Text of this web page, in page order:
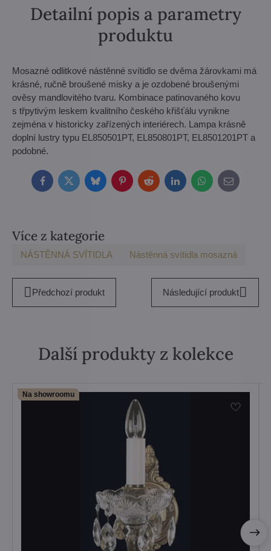
Detailní popis a parametry
produktu
Mosazné odlitkové nástěnné svítidlo se dvěma žárovkami má
krásné, ručně broušené misky a je ozdobené broušenými
ověsy mandlovitého tvaru. Kombinace patinovaného kovu
s třpytivým leskem kvalitního českého křišťálu vynikne
zejména v historicky zařízených interiérech. Lampa krásně
doplní lustry typu EL850501PT, EL850801PT, EL8501201PT a
podobné.
FacebookTwitterBlueskyPinterestRedditLinkedInWhatsApp
E-
mail
Více z kategorie
NÁSTĚNNÁ SVÍTIDLA Nástěnná svítidla mosazná
Předchozí produkt Následující produkt
Další produkty z kolekce
Na showroomu